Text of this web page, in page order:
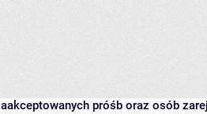
próśb oraz osób